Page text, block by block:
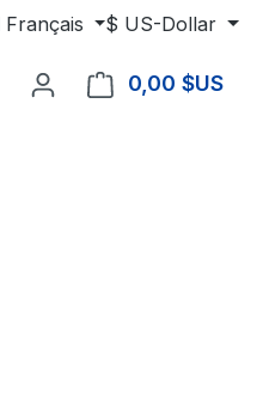
Français $ US-Dollar
0,00 $USLe